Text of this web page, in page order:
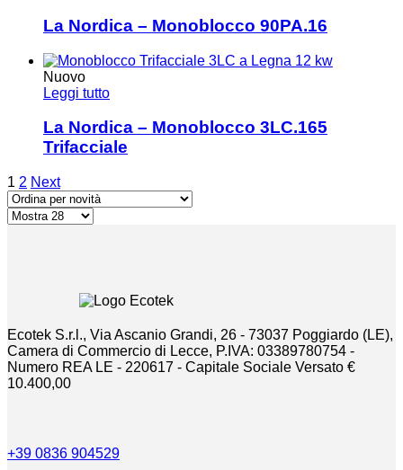
La Nordica – Monoblocco 90PA.16
Nuovo
Leggi tutto
La Nordica – Monoblocco 3LC.165
Trifacciale
1 2 Next
Ecotek S.r.l., Via Ascanio Grandi, 26 - 73037 Poggiardo (LE),
Camera di Commercio di Lecce, P.IVA: 03389780754 -
Numero REA LE - 220617 - Capitale Sociale Versato €
10.400,00
+39 0836 904529